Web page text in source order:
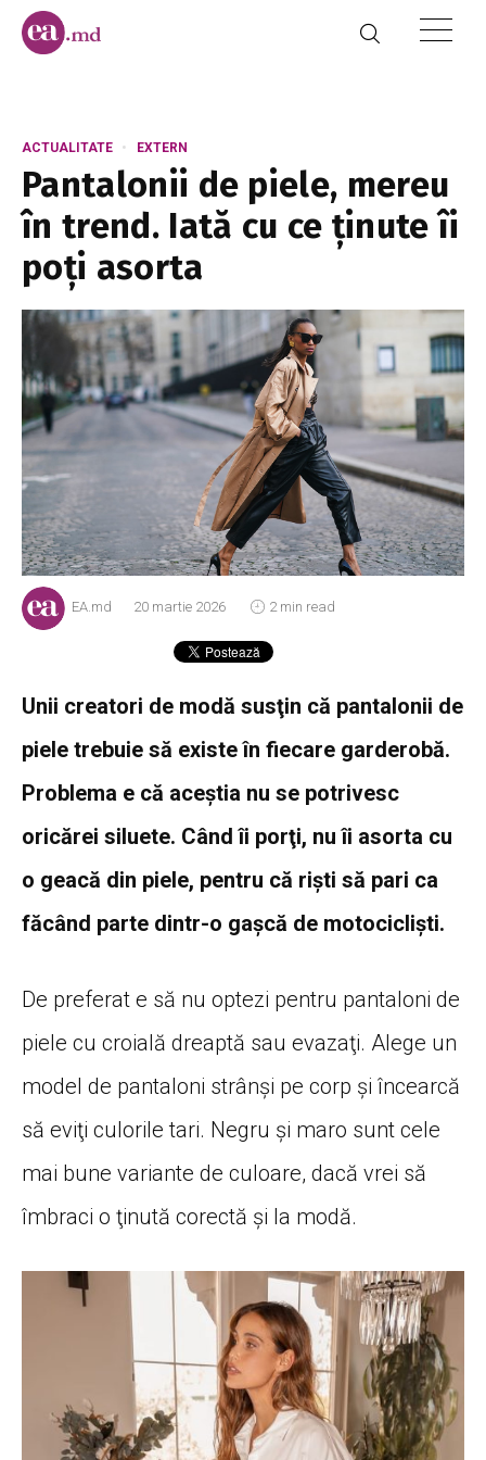
ACTUALITATE EXTERN
Pantalonii de piele, mereu
în trend. Iată cu ce ținute îi
poți asorta
EA.md 20 martie 2026 2 min read
Unii creatori de modă susţin că pantalonii de
piele trebuie să existe în fiecare garderobă.
Problema e că aceştia nu se potrivesc
oricărei siluete. Când îi porţi, nu îi asorta cu
o geacă din piele, pentru că rişti să pari ca
făcând parte dintr-o gaşcă de motociclişti.
De preferat e să nu optezi pentru pantaloni de
piele cu croială dreaptă sau evazaţi. Alege un
model de pantaloni strânşi pe corp şi încearcă
să eviţi culorile tari. Negru şi maro sunt cele
mai bune variante de culoare, dacă vrei să
îmbraci o ţinută corectă şi la modă.